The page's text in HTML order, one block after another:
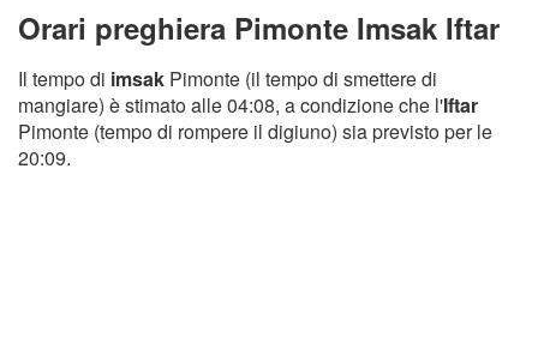
Orari preghiera Pimonte Imsak Iftar
Il tempo di imsak Pimonte (il tempo di smettere di
mangiare) è stimato alle 04:08, a condizione che l'Iftar
Pimonte (tempo di rompere il digiuno) sia previsto per le
20:09.